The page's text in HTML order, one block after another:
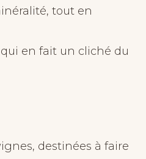
tout en
en fait un cliché du
destinées à faire